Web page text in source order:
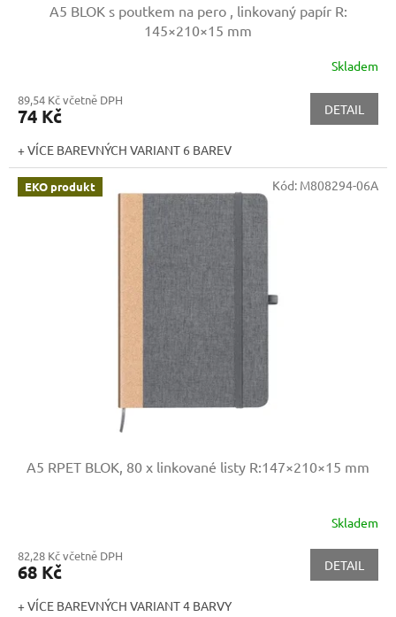
A5 BLOK s poutkem na pero , linkovaný papír R:
145×210×15 mm
Skladem
89,54 Kč včetně DPH
74 Kč DETAIL
+ VÍCE BAREVNÝCH VARIANT 6 BAREV
EKO produkt
A5 RPET BLOK, 80 x linkované listy R:147×210×15 mm
Skladem
82,28 Kč včetně DPH
68 Kč DETAIL
+ VÍCE BAREVNÝCH VARIANT 4 BARVY
Kód: M808294-06A